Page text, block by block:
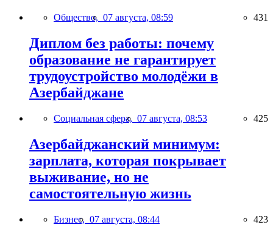
Общество, 07 августа, 08:59 431
Диплом без работы: почему
образование не гарантирует
трудоустройство молодёжи в
Азербайджане
Социальная сфера, 07 августа, 08:53 425
Азербайджанский минимум:
зарплата, которая покрывает
выживание, но не
самостоятельную жизнь
Бизнес, 07 августа, 08:44 423